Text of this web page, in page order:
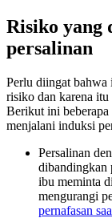
Risiko yang
persalinan
Perlu diingat bahwa
risiko dan karena
Berikut ini
menjalani induksi
Persalinan
dibandingkan
ibu meminta
mengurangi
pernafasan